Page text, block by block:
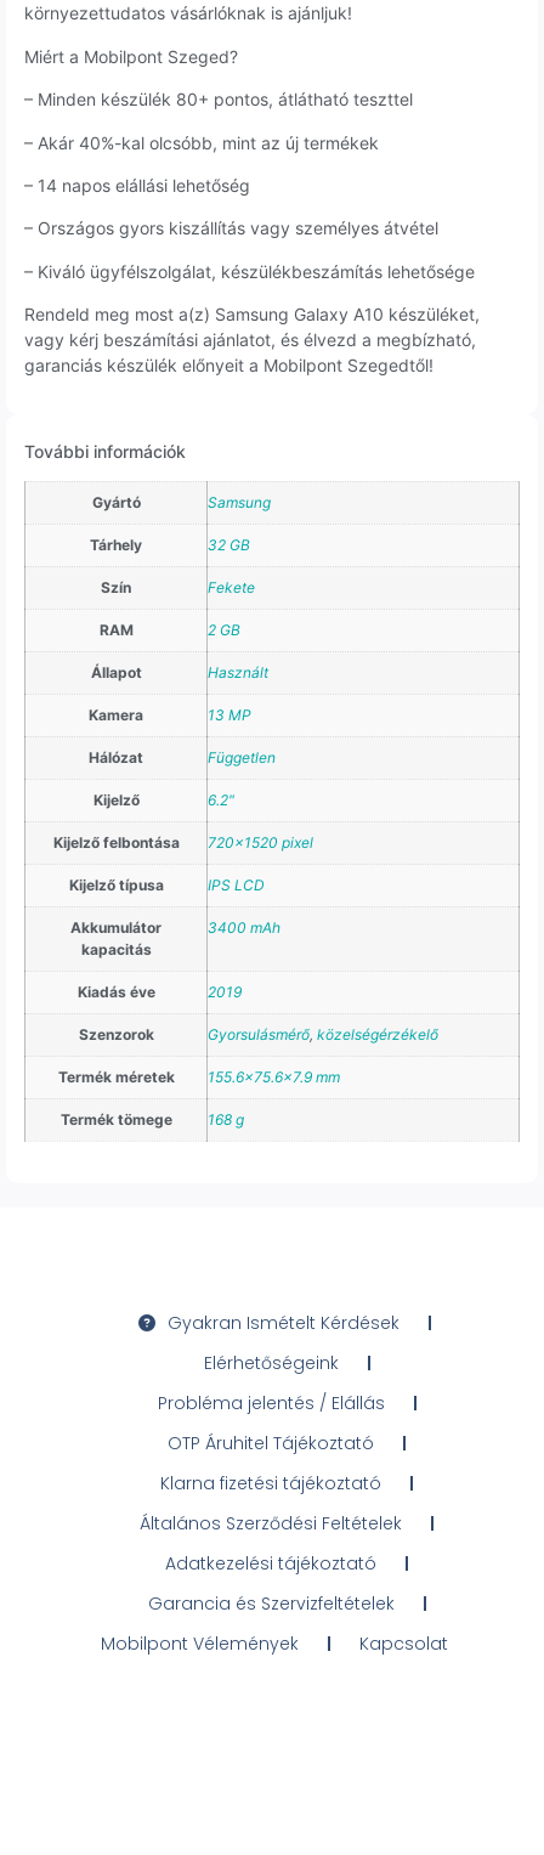
környezettudatos vásárlóknak is ajánljuk!
Miért a Mobilpont Szeged?
– Minden készülék 80+ pontos, átlátható teszttel
– Akár 40%-kal olcsóbb, mint az új termékek
– 14 napos elállási lehetőség
– Országos gyors kiszállítás vagy személyes átvétel
– Kiváló ügyfélszolgálat, készülékbeszámítás lehetősége
Rendeld meg most a(z) Samsung Galaxy A10 készüléket,
vagy kérj beszámítási ajánlatot, és élvezd a megbízható,
garanciás készülék előnyeit a Mobilpont Szegedtől!
További információk
Gyártó Samsung
Tárhely 32 GB
Szín Fekete
RAM 2 GB
Állapot Használt
Kamera 13 MP
Hálózat Független
Kijelző 6.2"
Kijelző felbontása 720×1520 pixel
Kijelző típusa IPS LCD
Akkumulátor
kapacitás
3400 mAh
Kiadás éve 2019
Szenzorok Gyorsulásmérő, közelségérzékelő
Termék méretek 155.6×75.6×7.9 mm
Termék tömege 168 g
Gyakran Ismételt Kérdések
Elérhetőségeink
Probléma jelentés / Elállás
OTP Áruhitel Tájékoztató
Klarna fizetési tájékoztató
Általános Szerződési Feltételek
Adatkezelési tájékoztató
Garancia és Szervizfeltételek
Mobilpont Vélemények
Kapcsolat